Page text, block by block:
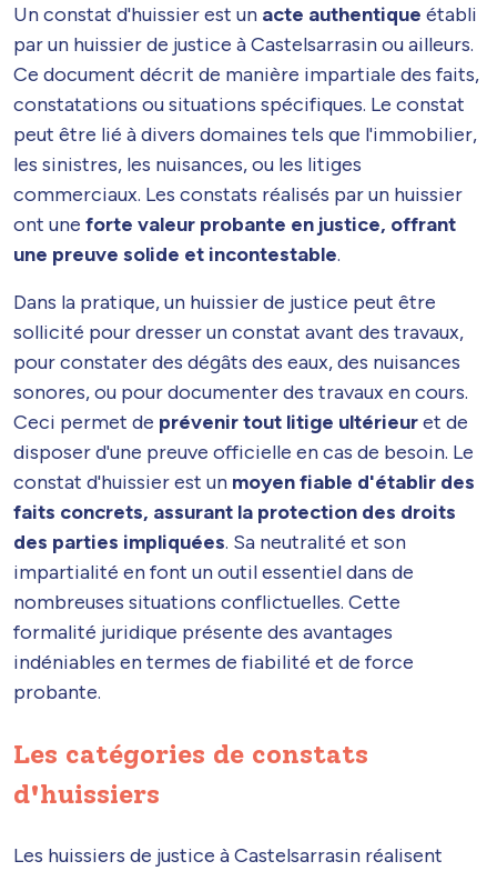
Un constat d'huissier est un acte authentique établi
par un huissier de justice à Castelsarrasin ou ailleurs.
Ce document décrit de manière impartiale des faits,
constatations ou situations spécifiques. Le constat
peut être lié à divers domaines tels que l'immobilier,
les sinistres, les nuisances, ou les litiges
commerciaux. Les constats réalisés par un huissier
ont une forte valeur probante en justice, offrant
une preuve solide et incontestable.
Dans la pratique, un huissier de justice peut être
sollicité pour dresser un constat avant des travaux,
pour constater des dégâts des eaux, des nuisances
sonores, ou pour documenter des travaux en cours.
Ceci permet de prévenir tout litige ultérieuret de
disposer d'une preuve officielle en cas de besoin. Le
constat d'huissier est un moyen fiable d'établir des
faits concrets, assurant la protection des droits
des parties impliquées. Sa neutralité et son
impartialité en font un outil essentiel dans de
nombreuses situations conflictuelles. Cette
formalité juridique présente des avantages
indéniables en termes de fiabilité et de force
probante.
Les catégories de constats
d'huissiers
Les huissiers de justice à Castelsarrasin réalisent